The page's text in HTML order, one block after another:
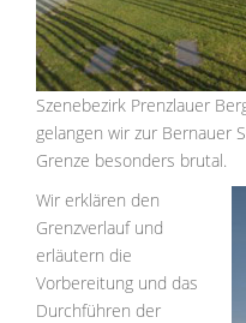
Szenebezirk Prenzlauer
gelangen wir zur Bernauer
Grenze besonders brutal.
Wir erklären den
Grenzverlauf und
erläutern die
Vorbereitung und das
Durchführen der